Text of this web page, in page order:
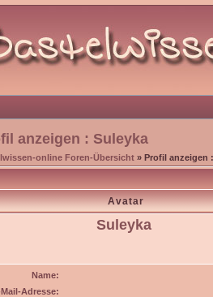
anzeigen : Suleyka
online Foren-Übersicht » Profil anzeigen
Avatar
Suleyka
Name:
Adresse: